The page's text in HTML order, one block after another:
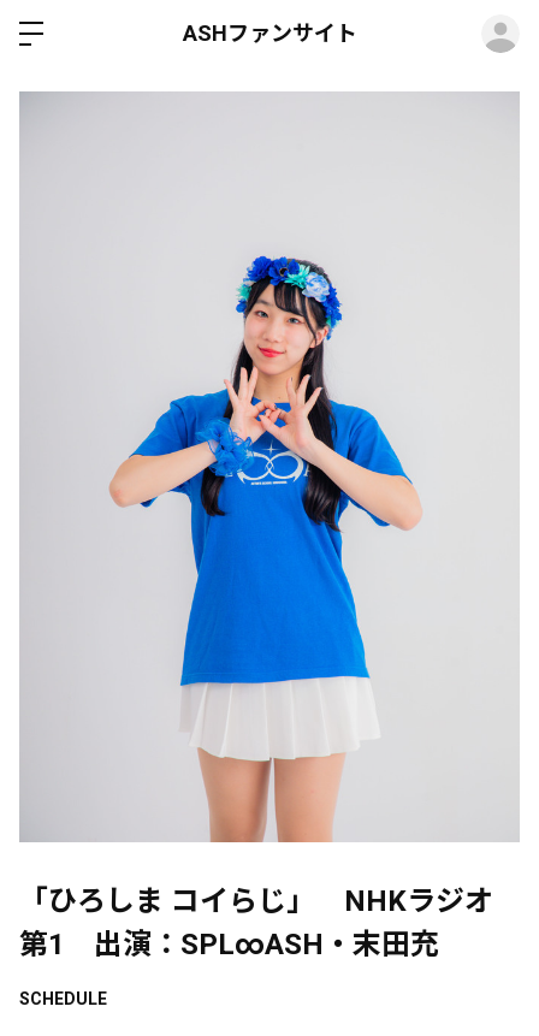
ASHファンサイト
「ひろしま コイらじ」 NHKラジオ
第1 出演：SPL∞ASH・末田充
SCHEDULE